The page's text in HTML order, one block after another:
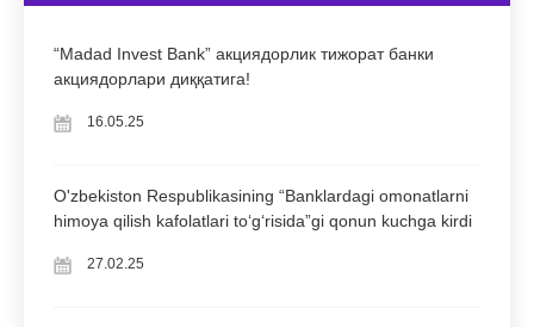
“Madad Invest Bank” акциядорлик тижорат банки
акциядорлари диққатига!
16.05.25
O'zbekiston Respublikasining “Banklardagi omonatlarni
himoya qilish kafolatlari to‘g‘risida”gi qonun kuchga kirdi
27.02.25